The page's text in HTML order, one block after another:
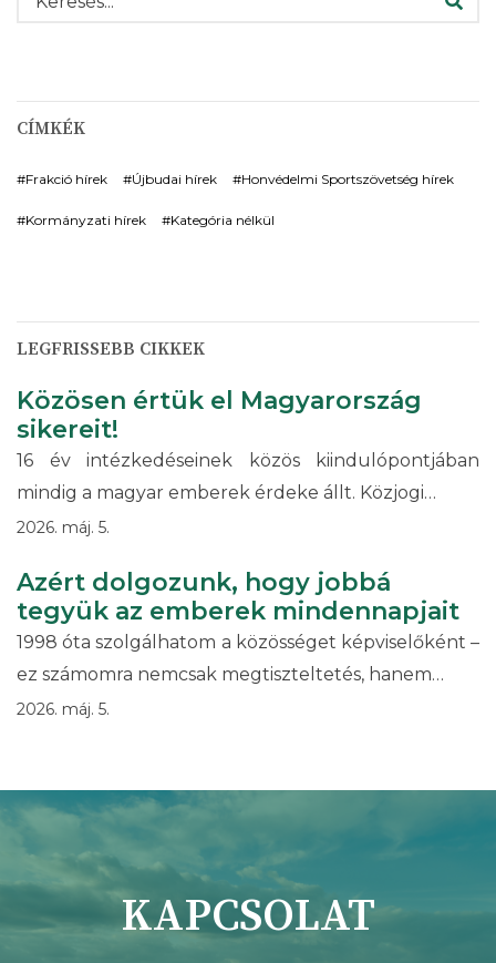
CÍMKÉK
Frakció hírek Újbudai hírek Honvédelmi Sportszövetség hírek
Kormányzati hírek Kategória nélkül
LEGFRISSEBB CIKKEK
Közösen értük el Magyarország
sikereit!
16 év intézkedéseinek közös kiindulópontjában
mindig a magyar emberek érdeke állt. Közjogi…
2026. máj. 5.
Azért dolgozunk, hogy jobbá
tegyük az emberek mindennapjait
1998 óta szolgálhatom a közösséget képviselőként –
ez számomra nemcsak megtiszteltetés, hanem…
2026. máj. 5.
KAPCSOLAT